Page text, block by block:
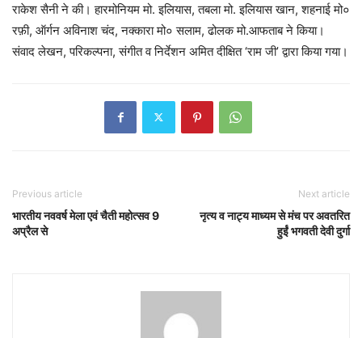
राकेश सैनी ने की। हारमोनियम मो. इलियास, तबला मो. इलियास खान, शहनाई मो०
रफ़ी, ऑर्गन अविनाश चंद, नक्कारा मो० सलाम, ढोलक मो.आफताब ने किया।
संवाद लेखन, परिकल्पना, संगीत व निर्देशन अमित दीक्षित ‘राम जी’ द्वारा किया गया।
Previous article
भारतीय नववर्ष मेला एवं चैती महोत्सव 9
अप्रैल से
Next article
नृत्य व नाट्य माध्यम से मंच पर अवतरित
हुईं भगवती देवी दुर्गा